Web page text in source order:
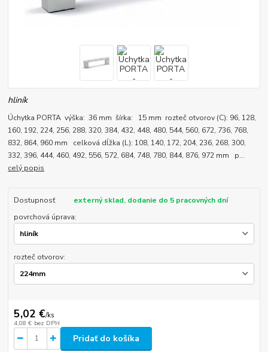
hliník
Úchytka PORTA výška: 36 mm šírka: 15 mm rozteč otvorov (C): 96, 128,
160, 192, 224, 256, 288, 320, 384, 432, 448, 480, 544, 560, 672, 736, 768,
832, 864, 960 mm celková dĺžka (L): 108, 140, 172, 204, 236, 268, 300,
332, 396, 444, 460, 492, 556, 572, 684, 748, 780, 844, 876, 972 mm p...
celý popis
Dostupnosť
externý sklad, dodanie do 5 pracovných dní
povrchová úprava:
rozteč otvorov:
5,02 €/ks
4,08 € bez DPH
Pridať do košíka